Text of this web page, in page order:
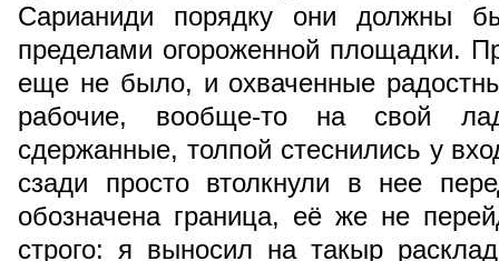
Сарианиди порядку они должны
пределами огороженной площадки.
еще не было, и охваченные
рабочие, вообще-то на свой
сдержанные, толпой стеснились у
сзади просто втолкнули в нее
обозначена граница, её же не
строго: я выносил на такыр